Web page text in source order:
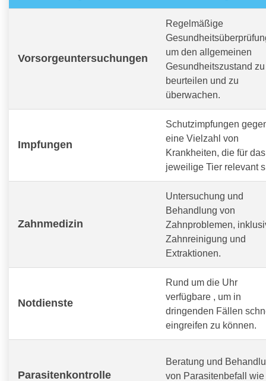
Vorsorgeuntersuchungen
Regelmäßige
um den allgemeinen
Gesundheitszustand zu
beurteilen und zu
überwachen.
Impfungen
Schutzimpfungen
eine Vielzahl von
Krankheiten, die für das
jeweilige Tier relevant
Zahnmedizin
Untersuchung und
Behandlung von
Zahnproblemen,
Zahnreinigung und
Extraktionen.
Notdienste
Rund um die Uhr
verfügbare , um in
dringenden Fällen
eingreifen zu können.
Parasitenkontrolle
Beratung und
von Parasitenbefall wie